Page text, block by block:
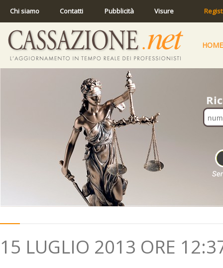
Chi siamo Contatti Pubblicità Visure
HOME
15 LUGLIO 2013 ORE